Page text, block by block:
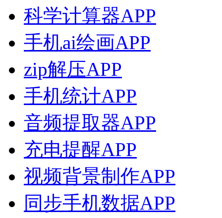
科学计算器APP
手机ai绘画APP
zip解压APP
手机统计APP
音频提取器APP
充电提醒APP
视频背景制作APP
同步手机数据APP